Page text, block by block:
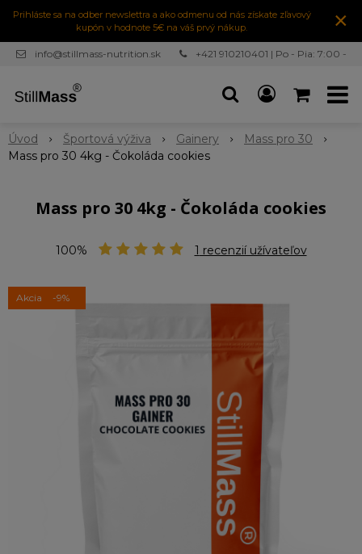
Prihláste sa na odber newslettra a ako odmenu od nás získate zľavový
kupón v hodnote 5€ na váš prvý nákup.
×
info@stillmass-nutrition.sk
+421 910210401 | Po - Pia: 7:00 -
Úvod Športová výživa Gainery
Mass pro 30
Mass pro 30 4kg - Čokoláda cookies
Mass pro 30 4kg - Čokoláda cookies
100% 1 recenzií užívateľov
Akcia -9%